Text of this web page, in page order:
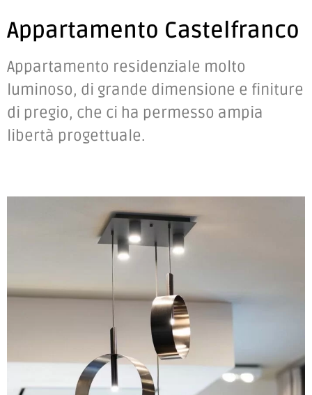
Appartamento Castelfranco
Appartamento residenziale molto
luminoso, di grande dimensione e finiture
di pregio, che ci ha permesso ampia
libertà progettuale.